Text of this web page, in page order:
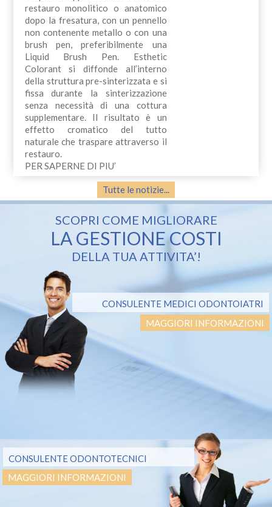
restauro monolitico o anatomico
dopo la fresatura, con un pennello
non contenente metallo o con una
brush pen, preferibilmente una
Liquid Brush Pen. Esthetic
Colorant si diffonde all’interno
della struttura pre-sinterizzata e si
fissa durante la sinterizzazione
senza necessità di una cottura
supplementare. Il risultato è un
effetto cromatico del tutto
naturale che traspare attraverso il
restauro.
PER SAPERNE DI PIU’
Tutte le notizie...
SCOPRI COME MIGLIORARE
LA GESTIONE COSTI
DELLA TUA ATTIVITA’!
CONSULENTE MEDICI ODONTOIATRI
MAGGIORI INFORMAZIONI
CONSULENTE ODONTOTECNICI
MAGGIORI INFORMAZIONI